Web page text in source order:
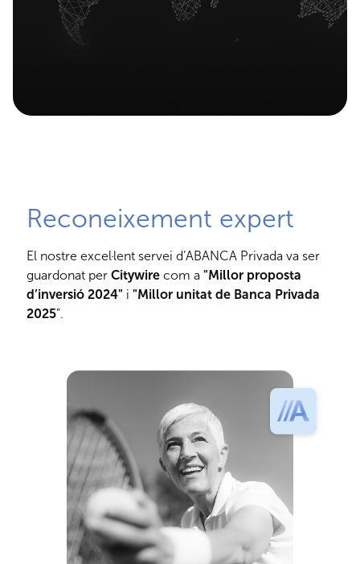
Reconeixement expert
El nostre excel·lent servei d’ABANCA Privada va ser
guardonat per Citywire com a "Millor proposta
d’inversió 2024" i "Millor unitat de Banca Privada
2025".